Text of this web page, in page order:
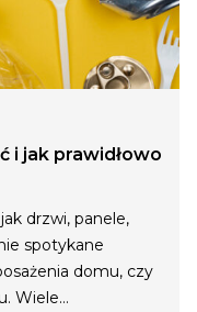
i jak prawidłowo
drzwi, panele,
spotykane
domu, czy
Wiele…